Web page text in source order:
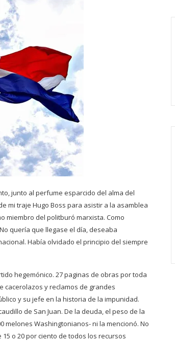
junto al perfume esparcido del alma del
mi traje Hugo Boss para asistir a la asamblea
miembro del politburó marxista. Como
quería que llegase el día, deseaba
Había olvidado el principio del siempre
hegemónico. 27 paginas de obras por toda
cacerolazos y reclamos de grandes
y su jefe en la historia de la impunidad.
de San Juan. De la deuda, el peso de la
melones Washingtonianos- ni la mencionó. No
o 20 por ciento de todos los recursos